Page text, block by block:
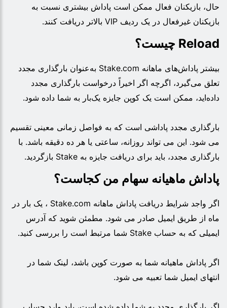
حال، بازیکنان فعال ممکن است پاداش بیشتری نسبت به
بازیکنان غیرفعال در یک ردیف VIP بالاتر دریافت کنند.
Reload چیست؟
بیشتر پاداش‌های ماهانه Stake.com به‌عنوان بارگذاری مجدد
تعلق می‌گیرد، اگرچه اگر اخیراً درخواست بارگذاری مجدد
داده‌اید، ممکن است یک کوپن جایزه یک‌بار به شما داده شود.
بارگذاری مجدد پاداشی است که به فواصل زمانی معینی تقسیم
می شود. این می تواند روزانه، ساعتی یا هر ده دقیقه باشد. با
بارگذاری مجدد، باید برای دریافت جایزه به Stake بازگردید.
پاداش ماهیانه سهام من کجاست؟
اگر واجد شرایط دریافت پاداش ماهانه Stake.com ، یک بار در
ماه از طریق ایمیل صادر می شود. مطمئن شوید که آدرس
ایمیلی که به حساب Stake شما مرتبط است را بررسی کنید.
اگر پاداش ماهیانه شما به صورت کوپن باشد، لینک شما در
انتهای ایمیل شما تعبیه می شود.